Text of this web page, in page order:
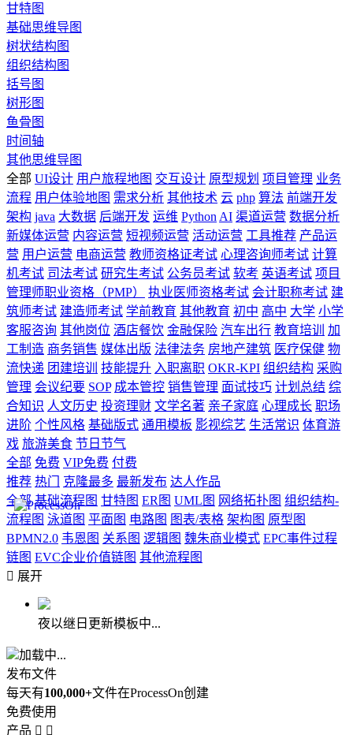
甘特图
基础思维导图
树状结构图
组织结构图
括号图
树形图
鱼骨图
时间轴
其他思维导图
全部 UI设计 用户旅程地图 交互设计 原型规划 项目管理 业务
流程 用户体验地图 需求分析 其他技术 云 php 算法 前端开发
架构 java 大数据 后端开发 运维 Python AI 渠道运营 数据分析
新媒体运营 内容运营 短视频运营 活动运营 工具推荐 产品运
营 用户运营 电商运营 教师资格证考试 心理咨询师考试 计算
机考试 司法考试 研究生考试 公务员考试 软考 英语考试 项目
管理师职业资格（PMP）
执业医师资格考试 会计职称考试 建
筑师考试 建造师考试 学前教育 其他教育 初中 高中 大学 小学
客服咨询 其他岗位 酒店餐饮 金融保险 汽车出行 教育培训
加
工制造 商务销售 媒体出版 法律法务 房地产建筑 医疗保健 物
流快递 团建培训 技能提升 入职离职 OKR-KPI 组织结构 采购
管理 会议纪要 SOP 成本管控 销售管理 面试技巧 计划总结 综
合知识 人文历史 投资理财 文学名著 亲子家庭 心理成长 职场
进阶 个性风格 基础版式 通用模板 影视综艺 生活常识 体育游
戏 旅游美食 节日节气
全部 免费 VIP免费 付费
推荐 热门 克隆最多 最新发布 达人作品
全部 基础流程图 甘特图 ER图 UML图 网络拓扑图 组织结构-
流程图 泳道图 平面图 电路图 图表/表格 架构图 原型图
BPMN2.0 韦恩图 关系图 逻辑图 魏朱商业模式 EPC事件过程
链图 EVC企业价值链图 其他流程图
 展开
夜以继日更新模板中...
加载中...
发布文件
每天有100,000+文件在ProcessOn创建
免费使用
产品  